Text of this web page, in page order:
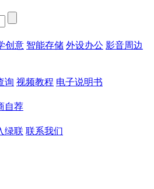
创意 智能存储 外设办公 影音周边
询 视频教程 电子说明书
自荐
绿联 联系我们